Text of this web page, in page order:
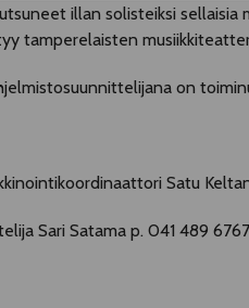
illan solisteiksi sellaisia
tamperelaisten
on
Sari Satama p. 041 489